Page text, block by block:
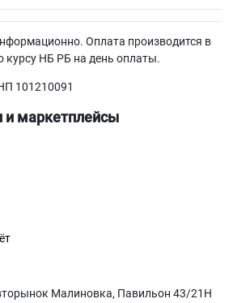
Оплата производится в
курсу НБ РБ на день оплаты.
101210091
и маркетплейсы
Малиновка, Павильон 43/21Н